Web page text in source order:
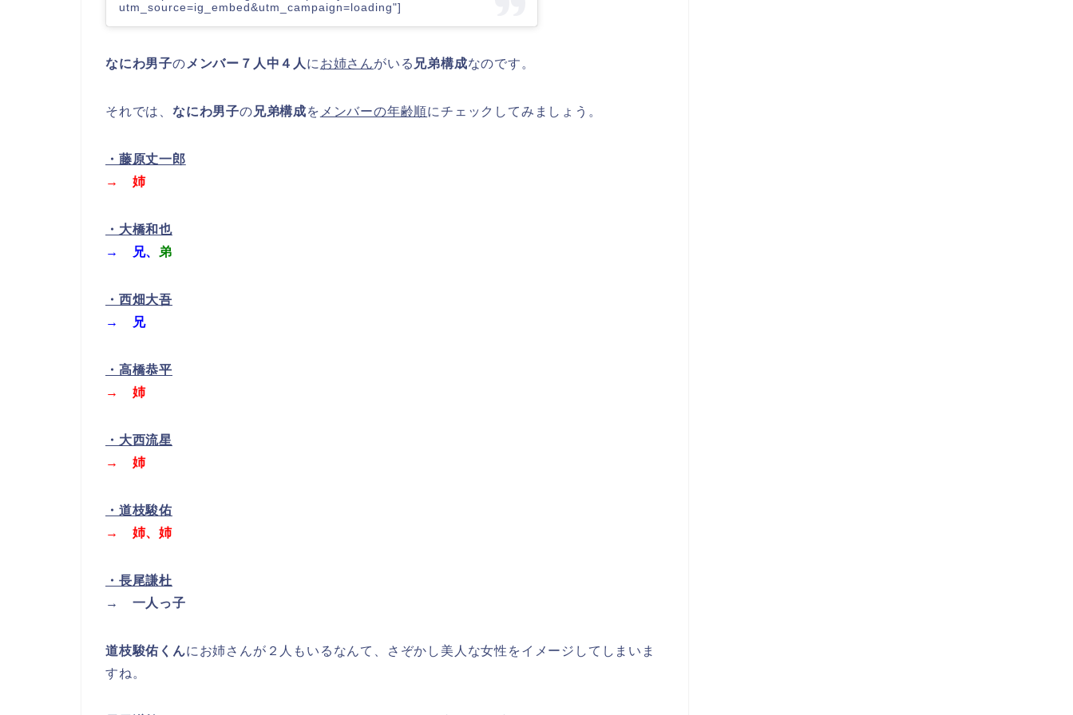
utm_source=ig_embed&utm_campaign=loading"]
なにわ男子の メンバー７人中４人 に お姉さんがいる 兄弟構成なのです。
それでは、 なにわ男子の 兄弟構成を メンバーの年齢順にチェックしてみましょう。
・藤原丈一郎
→ 姉
・大橋和也
→ 兄、
弟
・西畑大吾
→ 兄
・高橋恭平
→ 姉
・大西流星
→ 姉
・道枝駿佑
→ 姉、姉
・長尾謙杜
→ 一人っ子
道枝駿佑くんにお姉さんが２人もいるなんて、さぞかし美人な女性をイメージしてしまいま
すね。